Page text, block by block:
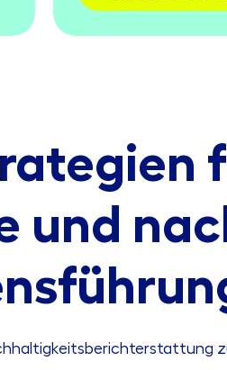
und